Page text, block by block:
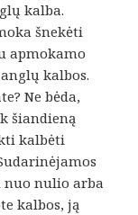
kalba.
šnekėti
apmokamo
kalbos.
Ne bėda,
šiandieną
kalbėti
nuo nulio arba
kalbos, ją